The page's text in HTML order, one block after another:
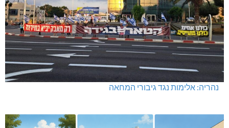
נהריה: אלימות נגד גיבורי המחאה